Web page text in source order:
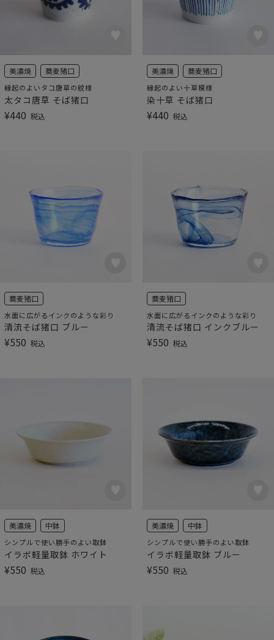
美濃焼 蕎麦猪口
縁起のよいタコ唐草の紋様
太タコ唐草 そば猪口
¥440 税込
美濃焼 蕎麦猪口
縁起のよい十草模様
染十草 そば猪口
¥440 税込
蕎麦猪口
水面に広がるインクのような彩り
清流そば猪口 ブルー
¥550 税込
蕎麦猪口
水面に広がるインクのような彩り
清流そば猪口 インクブルー
¥550 税込
美濃焼 中鉢
シンプルで使い勝手のよい取鉢
イラボ軽量取鉢 ホワイト
¥550 税込
美濃焼 中鉢
シンプルで使い勝手のよい取鉢
イラボ軽量取鉢 ブルー
¥550 税込